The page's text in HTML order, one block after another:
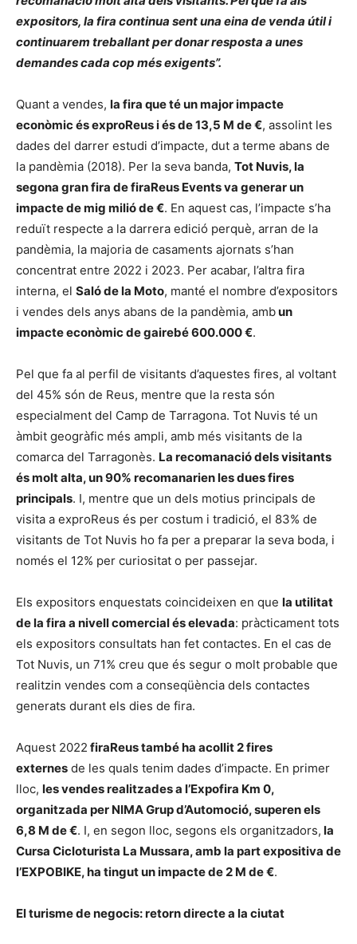
expositors, la fira continua sent una eina de venda útil i
continuarem treballant per donar resposta a unes
demandes cada cop més exigents”.
Quant a vendes, la fira que té un major impacte
econòmic és exproReus i és de 13,5 M de €, assolint les
dades del darrer estudi d’impacte, dut a terme abans de
la pandèmia (2018). Per la seva banda, Tot Nuvis, la
segona gran fira de firaReus Events va generar un
impacte de mig milió de €. En aquest cas, l’impacte s’ha
reduït respecte a la darrera edició perquè, arran de la
pandèmia, la majoria de casaments ajornats s’han
concentrat entre 2022 i 2023. Per acabar, l’altra fira
interna, el Saló de la Moto, manté el nombre d’expositors
i vendes dels anys abans de la pandèmia, ambun
impacte econòmic de gairebé 600.000 €.
Pel que fa al perfil de visitants d’aquestes fires, al voltant
del 45% són de Reus, mentre que la resta són
especialment del Camp de Tarragona. Tot Nuvis té un
àmbit geogràfic més ampli, amb més visitants de la
comarca del Tarragonès. La recomanació dels visitants
és molt alta, un 90% recomanarien les dues fires
principals. I, mentre que un dels motius principals de
visita a exproReus és per costum i tradició, el 83% de
visitants de Tot Nuvis ho fa per a preparar la seva boda, i
només el 12% per curiositat o per passejar.
Els expositors enquestats coincideixen en que la utilitat
de la fira a nivell comercial és elevada: pràcticament tots
els expositors consultats han fet contactes. En el cas de
Tot Nuvis, un 71% creu que és segur o molt probable que
realitzin vendes com a conseqüència dels contactes
generats durant els dies de fira.
Aquest 2022 firaReus també ha acollit 2 fires
externes de les quals tenim dades d’impacte. En primer
lloc, les vendes realitzades a l’Expofira Km 0,
organitzada per NIMA Grup d’Automoció, superen els
6,8 M de €. I, en segon lloc, segons els organitzadors, la
Cursa Cicloturista La Mussara, amb la part expositiva de
l’EXPOBIKE, ha tingut un impacte de 2 M de €.
El turisme de negocis: retorn directe a la ciutat